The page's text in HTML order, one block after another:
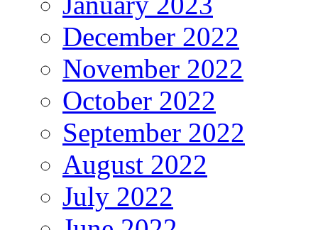
December 2022
November 2022
October 2022
September 2022
August 2022
July 2022